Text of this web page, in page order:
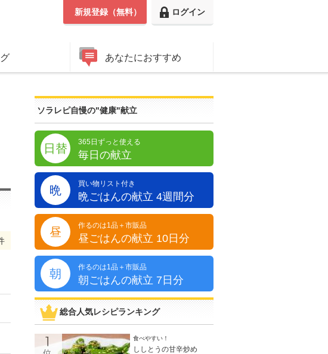
ログイン
新規登録（無料）
あなたにおすすめ
ソラレピ自慢の"健康"献立
日替 365日ずっと使える
毎日の献立
晩 買い物リスト付き
晩ごはんの献立 4週間分
昼 作るのは1品＋市販品
昼ごはんの献立 10日分
朝 作るのは1品＋市販品
朝ごはんの献立 7日分
総合人気レシピランキング
食べやすい！
ししとうの甘辛炒め